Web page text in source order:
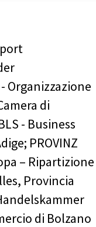
Organizzazione
di
- Business
PROVINZ
– Ripartizione
Provincia
di Bolzano